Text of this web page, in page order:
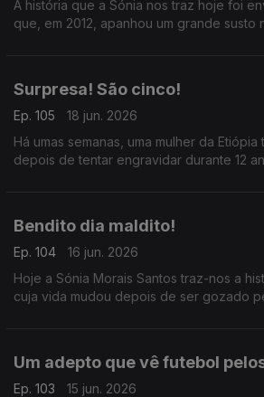
A história que a Sónia nos traz hoje foi
que, em 2012, apanhou um grande susto
Surpresa! São cinco!
Ep. 105
18 jun. 2026
Há umas semanas, uma mulher da Etiópia
depois de tentar engravidar durante 12
Bendito dia maldito!
Ep. 104
16 jun. 2026
Hoje a Sónia Morais Santos traz-nos a
cuja vida mudou depois de ser gozado
Um adepto que vê futebol
Ep. 103
15 jun. 2026